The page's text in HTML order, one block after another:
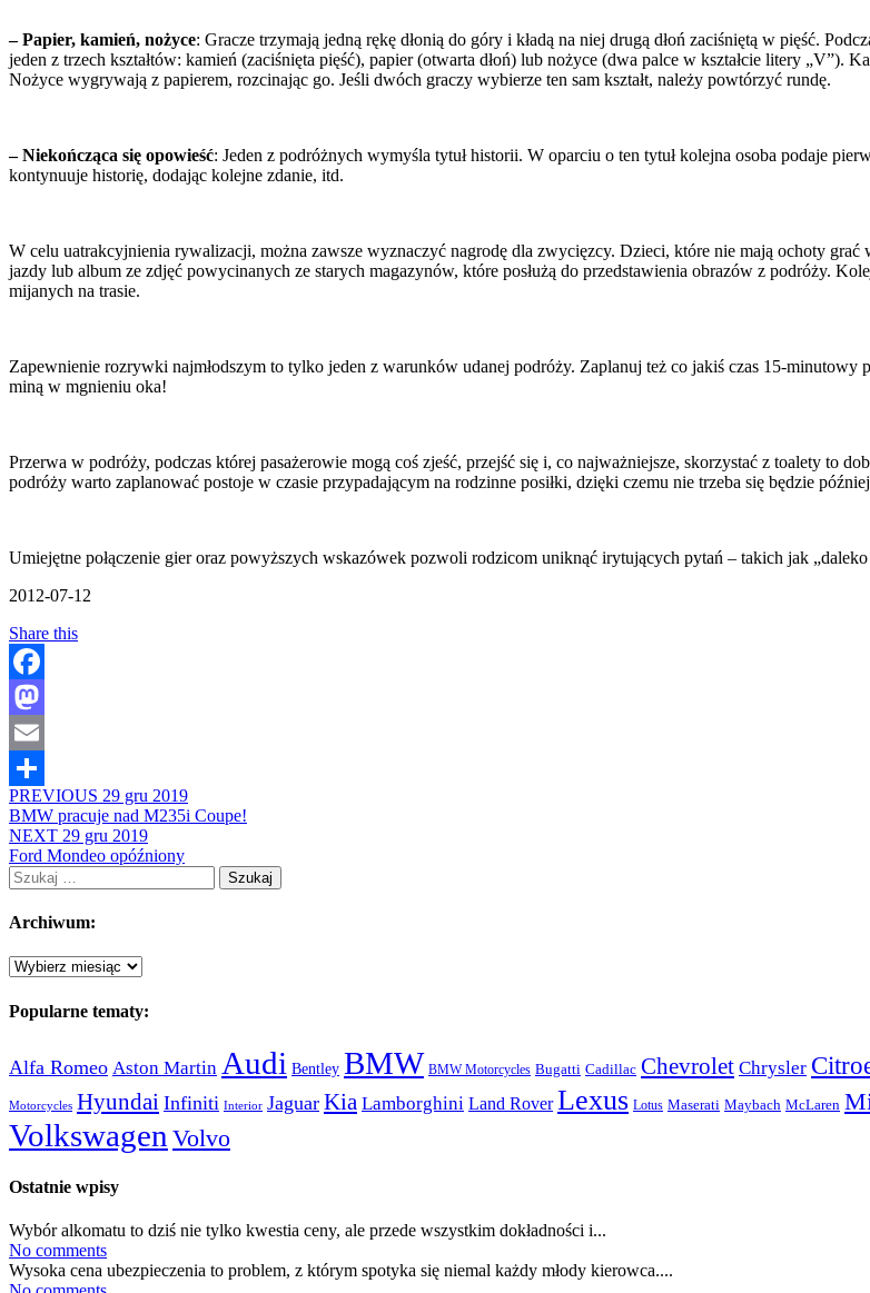
– Papier, kamień, nożyce: Gracze trzymają jedną rękę dłonią do góry i kładą na niej drugą dłoń zaciśniętą w pięść.
jeden z trzech kształtów: kamień (zaciśnięta pięść), papier (otwarta dłoń) lub nożyce (dwa palce w kształcie litery
Nożyce wygrywają z papierem, rozcinając go. Jeśli dwóch graczy wybierze ten sam kształt, należy powtórzyć rundę.
– Niekończąca się opowieść: Jeden z podróżnych wymyśla tytuł historii. W oparciu o ten tytuł kolejna osoba podaje
kontynuuje historię, dodając kolejne zdanie, itd.
W celu uatrakcyjnienia rywalizacji, można zawsze wyznaczyć nagrodę dla zwycięzcy. Dzieci, które nie mają ochoty
jazdy lub album ze zdjęć powycinanych ze starych magazynów, które posłużą do przedstawienia obrazów z podróży.
mijanych na trasie.
Zapewnienie rozrywki najmłodszym to tylko jeden z warunków udanej podróży. Zaplanuj też co jakiś czas 15-
miną w mgnieniu oka!
Przerwa w podróży, podczas której pasażerowie mogą coś zjeść, przejść się i, co najważniejsze, skorzystać z toalety to
podróży warto zaplanować postoje w czasie przypadającym na rodzinne posiłki, dzięki czemu nie trzeba się będzie
Umiejętne połączenie gier oraz powyższych wskazówek pozwoli rodzicom uniknąć irytujących pytań – takich jak
2012-07-12
Share this
Facebook
Mastodon
Email
Share
PREVIOUS 29 gru 2019
BMW pracuje nad M235i Coupe!
NEXT 29 gru 2019
Ford Mondeo opóźniony
Szukaj:
Archiwum:
Archiwum:
Popularne tematy:
Alfa Romeo Aston Martin Audi Bentley BMW BMW Motorcycles Bugatti Cadillac Chevrolet Chrysler
Motorcycles Hyundai Infiniti Interior Jaguar Kia Lamborghini Land Rover Lexus Lotus Maserati Maybach McLaren
Volkswagen Volvo
Ostatnie wpisy
Wybór alkomatu to dziś nie tylko kwestia ceny, ale przede wszystkim dokładności i...
No comments
Wysoka cena ubezpieczenia to problem, z którym spotyka się niemal każdy młody kierowca....